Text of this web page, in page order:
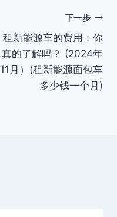
下一步
租新能源车的费用：你
真的了解吗？ (2024年
11月）(租新能源面包车
多少钱一个月)